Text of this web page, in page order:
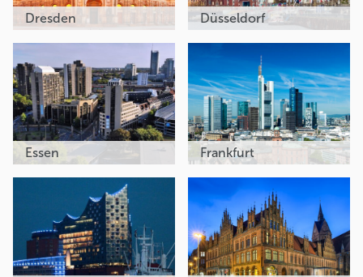
Dresden Düsseldorf
Essen Frankfurt